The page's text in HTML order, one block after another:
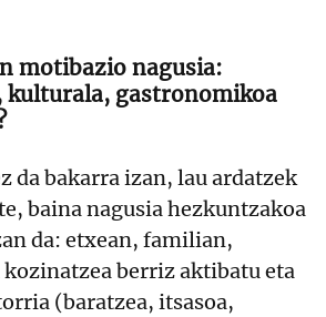
motibazio nagusia:
kulturala, gastronomikoa
da bakarra izan, lau ardatzek
baina nagusia hezkuntzakoa
da: etxean, familian,
berriz aktibatu eta
(baratzea, itsasoa,